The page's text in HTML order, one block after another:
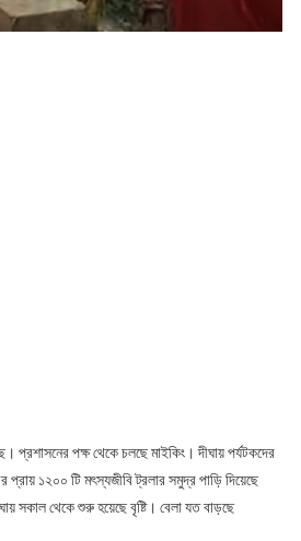
পক্ষ থেকে চলছে মাইকিং। দীঘায় পর্যটকদের
প্রায় ১২০০ টি মৎস্যজীবি ট্রলার সমুদ্র পাড়ি দিয়েছে
সকাল থেকে শুরু হয়েছে বৃষ্টি। বেলা যত বাড়ছে